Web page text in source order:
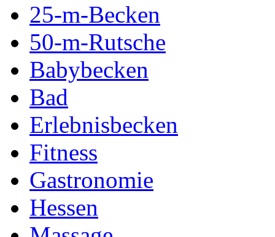
25-m-Becken
50-m-Rutsche
Babybecken
Bad
Erlebnisbecken
Fitness
Gastronomie
Hessen